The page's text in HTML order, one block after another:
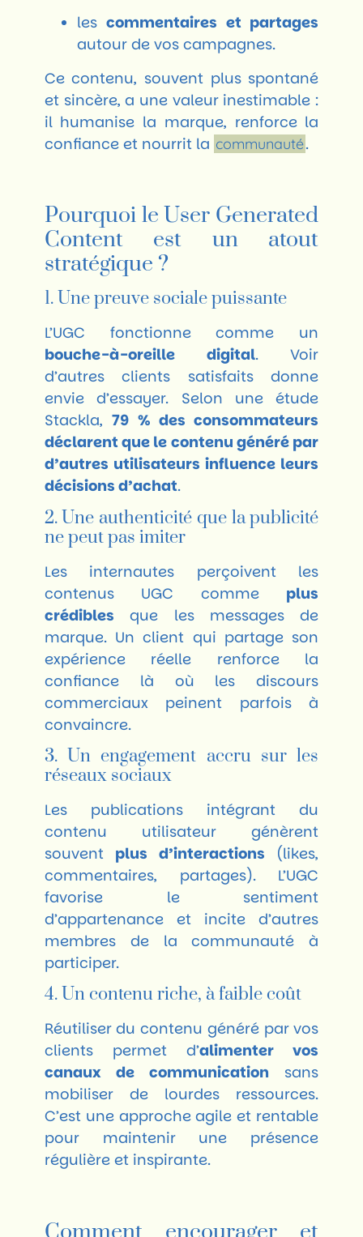
lescommentaires et partages
autour de vos campagnes.
Ce contenu, souvent plus spontané
et sincère, a une valeur inestimable :
il humanise la marque, renforce la
confiance et nourrit la communauté.
Pourquoi le User Generated
Content est un atout
stratégique ?
1. Une preuve sociale puissante
L’UGC fonctionne comme un
bouche-à-oreille digital. Voir
d’autres clients satisfaits donne
envie d’essayer. Selon une étude
Stackla,79 % des consommateurs
déclarent que le contenu généré par
d’autres utilisateurs influence leurs
décisions d’achat.
2. Une authenticité que la publicité
ne peut pas imiter
Les internautes perçoivent les
contenus UGC comme plus
crédibles que les messages de
marque. Un client qui partage son
expérience réelle renforce la
confiance là où les discours
commerciaux peinent parfois à
convaincre.
3. Un engagement accru sur les
réseaux sociaux
Les publications intégrant du
contenu utilisateur génèrent
souvent plus d’interactions (likes,
commentaires, partages). L’UGC
favorise le sentiment
d’appartenance et incite d’autres
membres de la communauté à
participer.
4. Un contenu riche, à faible coût
Réutiliser du contenu généré par vos
clients permet d’alimenter vos
canaux de communication sans
mobiliser de lourdes ressources.
C’est une approche agile et rentable
pour maintenir une présence
régulière et inspirante.